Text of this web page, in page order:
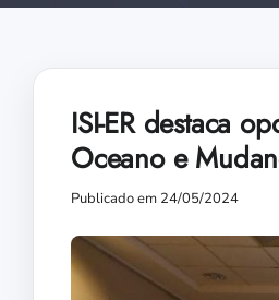
ISI-ER destaca
Oceano e
Publicado em 24/05/2024